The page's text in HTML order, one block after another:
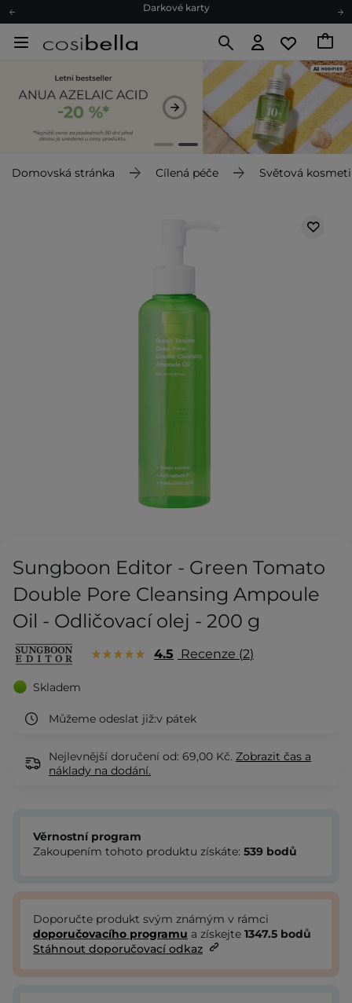
Ekologické balení
Doporučovací Program
Odeslání do 24 hod.
Darkové karty
Ekologické balení
Domovská stránka Cílená péče Světová
Sungboon Editor - Green Tomato
Double Pore Cleansing Ampoule
Oil - Odličovací olej - 200 g
4.5 Recenze 2
Skladem
Můžeme odeslat již:v pátek
Nejlevnější doručení od: 69,00 Kč. Zobrazit čas a
náklady na dodání.
Věrnostní program
Zakoupením tohoto produktu získáte: 539 bodů
Doporučte produkt svým známým v rámci
doporučovacího programu a získejte 1347.5 bodů
Stáhnout doporučovací odkaz